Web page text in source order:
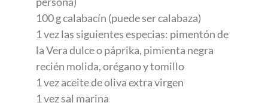
100 g calabacín (puede ser calabaza)
1 vez las siguientes especias: pimentón de
la Vera dulce o páprika, pimienta negra
recién molida, orégano y tomillo
1 vez aceite de oliva extra virgen
1 vez sal marina